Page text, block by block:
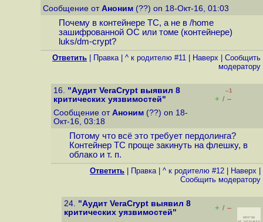
Сообщение от Аноним (??) on 18-Окт-16, 01:03
Почему в контейнере ТС, а не в /home
зашифрованной ОС или томе (контейнере)
luks/dm-crypt?
Ответить Правка| ^ к родителю #11 Наверх
Cообщить
модератору
16. "Аудит VeraCrypt выявил 8
критических уязвимостей"
–1
+ / –
Сообщение от Аноним (??) on 18-
Окт-16, 03:18
Потому что всё это требует пердолинга?
Контейнер TC проще закинуть на флешку, в
облако и т. п.
Ответить Правка| ^ к родителю #12 Наверх
Cообщить модератору
24. "Аудит VeraCrypt выявил 8
критических уязвимостей"
+ / –